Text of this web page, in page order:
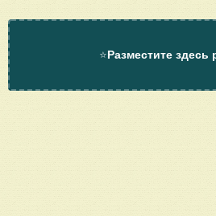
⭐Разместите здесь